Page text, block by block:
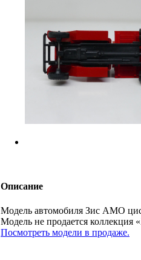
Описание
Модель автомобиля Зис АМО
Модель не продается
Посмотреть модели в продаже.